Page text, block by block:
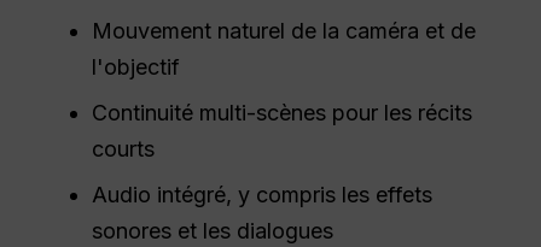
Mouvement naturel de la caméra et de
l'objectif
Continuité multi-scènes pour les récits
courts
Audio intégré, y compris les effets
sonores et les dialogues